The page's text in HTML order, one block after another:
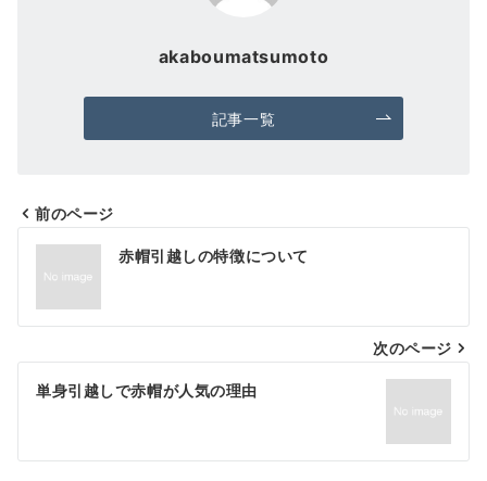
akaboumatsumoto
記事一覧
投
ナ
ビ
ゲ
シ
前のページ
赤帽引越しの特徴について
次のページ
単身引越しで赤帽が人気の理由